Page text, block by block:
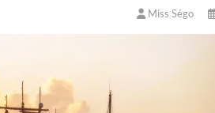
Miss Ségo